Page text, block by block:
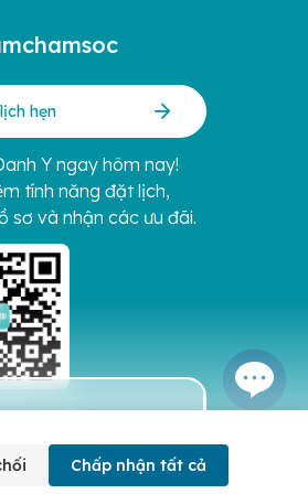
hẹn
Y ngay hôm nay!
tính năng đặt lịch,
sơ và nhận các ưu đãi.
tôi Chấp nhận tất cả